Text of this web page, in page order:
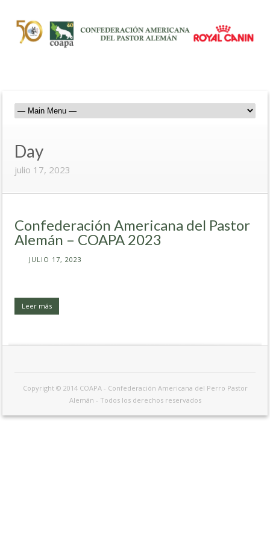
Day
julio 17, 2023
Confederación Americana del Pastor
Alemán – COAPA 2023
JULIO 17, 2023
Leer más
Copyright © 2014 COAPA - Confederación Americana del Perro Pastor
Alemán - Todos los derechos reservados